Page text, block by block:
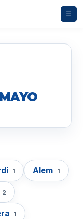
☰
1 Alem 1
2
1